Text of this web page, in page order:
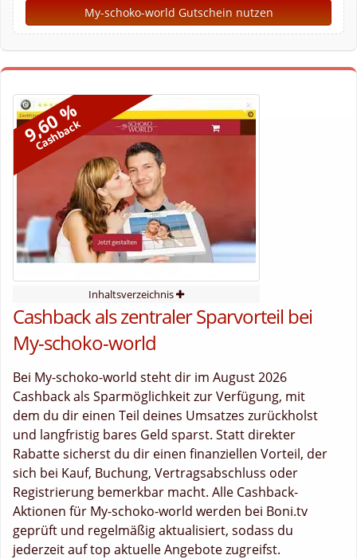
My-schoko-world Gutschein nutzen
9,60 %
Cashback
Inhaltsverzeichnis
Cashback als zentraler Sparvorteil bei
My-schoko-world
Bei My-schoko-world steht dir im August 2026
Cashback als Sparmöglichkeit zur Verfügung, mit
dem du dir einen Teil deines Umsatzes zurückholst
und langfristig bares Geld sparst. Statt direkter
Rabatte sicherst du dir einen finanziellen Vorteil, der
sich bei Kauf, Buchung, Vertragsabschluss oder
Registrierung bemerkbar macht. Alle Cashback-
Aktionen für My-schoko-world werden bei Boni.tv
geprüft und regelmäßig aktualisiert, sodass du
jederzeit auf top aktuelle Angebote zugreifst.